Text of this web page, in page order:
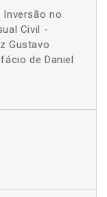
Inversão no
Civil -
Gustavo
de Daniel